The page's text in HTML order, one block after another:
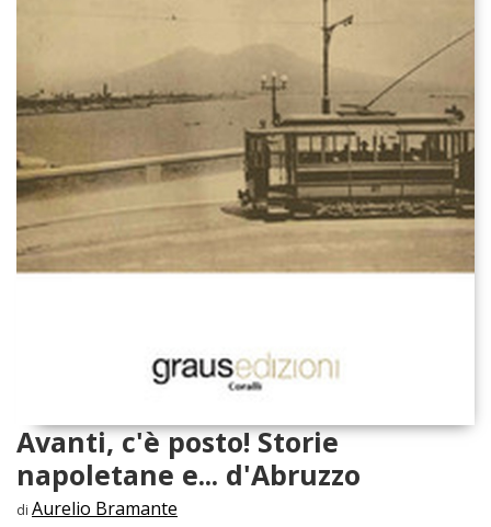
Avanti, c'è posto! Storie
napoletane e... d'Abruzzo
di Aurelio Bramante